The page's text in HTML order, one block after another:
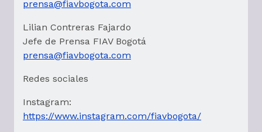
prensa@fiavbogota.com
Lilian Contreras Fajardo
Jefe de Prensa FIAV Bogotá
prensa@fiavbogota.com
Redes sociales
Instagram:
https://www.instagram.com/fiavbogota/